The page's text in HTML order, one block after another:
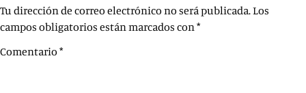
Tu dirección de correo electrónico no será publicada.Los
campos obligatorios están marcados con*
Comentario *